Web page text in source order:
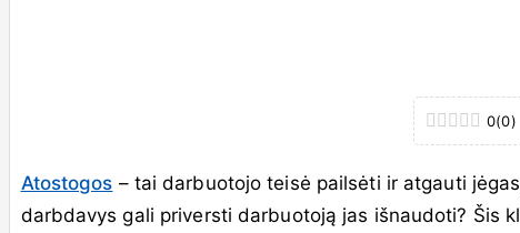
0(0)
Atostogos – tai darbuotojo teisė pailsėti ir atgauti
darbdavys gali priversti darbuotoją jas išnaudoti? Šis